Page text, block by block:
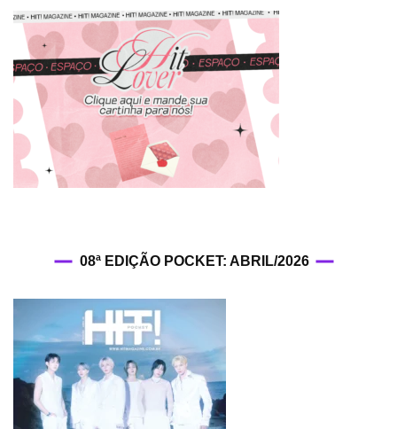
08ª EDIÇÃO POCKET: ABRIL/2026